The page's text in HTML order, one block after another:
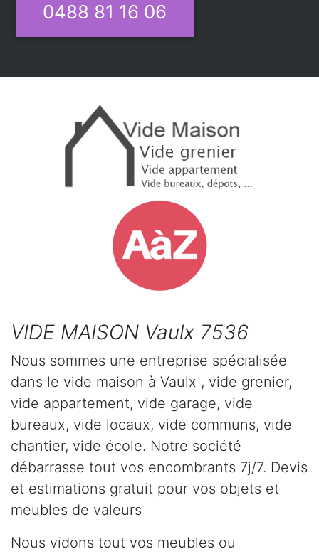
0488 81 16 06
VIDE MAISON Vaulx 7536
Nous sommes une entreprise spécialisée
dans le vide maison à Vaulx , vide grenier,
vide appartement, vide garage, vide
bureaux, vide locaux, vide communs, vide
chantier, vide école. Notre société
débarrasse tout vos encombrants 7j/7. Devis
et estimations gratuit pour vos objets et
meubles de valeurs
Nous vidons tout vos meubles ou